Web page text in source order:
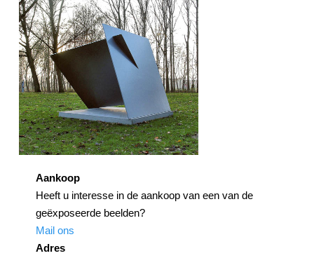
Aankoop
Heeft u interesse in de aankoop van een van de
geëxposeerde beelden?
Mail ons
Adres